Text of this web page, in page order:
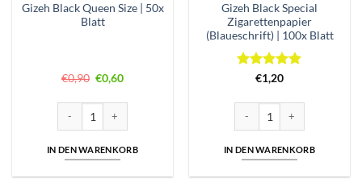
Gizeh Black Queen Size | 50x
Blatt
€0,90 Ursprünglicher
Preis
€0,60Aktueller
IN DEN WARENKORB
Gizeh Black Special
Zigarettenpapier
(Blaueschrift) | 100x Blatt
Bewertet
5
€1,20
IN DEN WARENKORB